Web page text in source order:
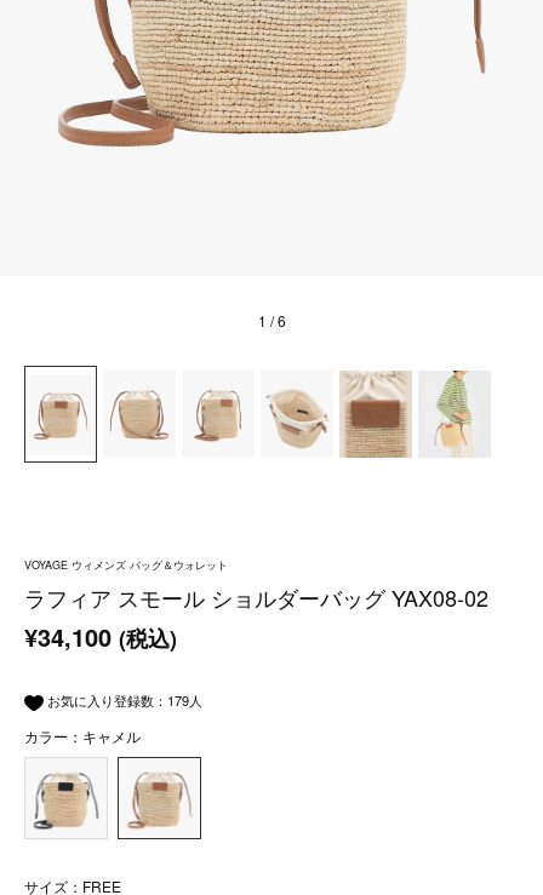
1 / 6
VOYAGE ウィメンズ バッグ＆ウォレット
ラフィア スモール ショルダーバッグ YAX08-02
¥34,100 (税込)
お気に入り登録数： 179人
カラー：キャメル
サイズ：FREE